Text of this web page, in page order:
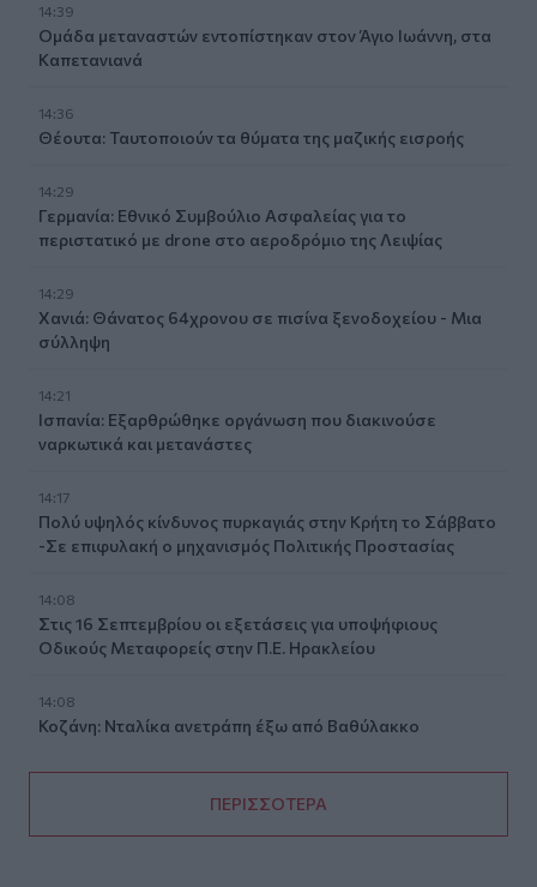
14:39
Ομάδα μεταναστών εντοπίστηκαν στον Άγιο Ιωάννη, στα
Καπετανιανά
14:36
Θέουτα: Ταυτοποιούν τα θύματα της μαζικής εισροής
14:29
Γερμανία: Εθνικό Συμβούλιο Ασφαλείας για το
περιστατικό με drone στο αεροδρόμιο της Λειψίας
14:29
Χανιά: Θάνατος 64χρονου σε πισίνα ξενοδοχείου - Μια
σύλληψη
14:21
Ισπανία: Εξαρθρώθηκε οργάνωση που διακινούσε
ναρκωτικά και μετανάστες
14:17
Πολύ υψηλός κίνδυνος πυρκαγιάς στην Κρήτη το Σάββατο
-Σε επιφυλακή ο μηχανισμός Πολιτικής Προστασίας
14:08
Στις 16 Σεπτεμβρίου οι εξετάσεις για υποψήφιους
Οδικούς Μεταφορείς στην Π.Ε. Ηρακλείου
14:08
Κοζάνη: Νταλίκα ανετράπη έξω από Βαθύλακκο
ΠΕΡΙΣΣΟΤΕΡΑ